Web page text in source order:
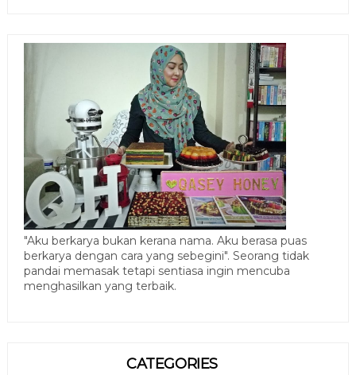
"Aku berkarya bukan kerana nama. Aku berasa puas
berkarya dengan cara yang sebegini". Seorang tidak
pandai memasak tetapi sentiasa ingin mencuba
menghasilkan yang terbaik.
CATEGORIES